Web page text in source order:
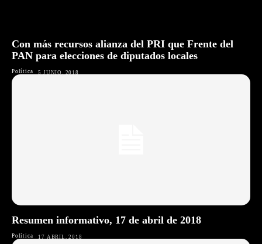
Con más recursos alianza del PRI que Frente del
PAN para elecciones de diputados locales
Política 5 JUNIO, 2018
Resumen informativo, 17 de abril de 2018
Política 17 ABRIL, 2018